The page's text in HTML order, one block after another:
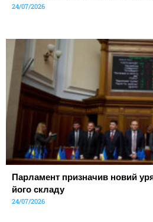
24/07/2026
Парламент призначив новий
його складу
24/07/2026